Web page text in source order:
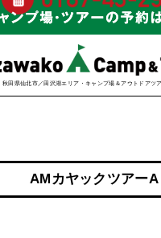
秋田県仙北市／田沢湖エリア・キャンプ場＆アウトドアツ
AMカヤックツアーA